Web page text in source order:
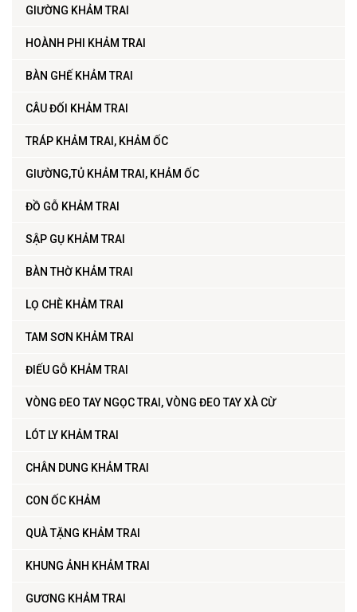
GIƯỜNG KHẢM TRAI
HOÀNH PHI KHẢM TRAI
BÀN GHẾ KHẢM TRAI
CÂU ĐỐI KHẢM TRAI
TRÁP KHẢM TRAI, KHẢM ỐC
GIƯỜNG,TỦ KHẢM TRAI, KHẢM ỐC
ĐỒ GỖ KHẢM TRAI
SẬP GỤ KHẢM TRAI
BÀN THỜ KHẢM TRAI
LỌ CHÈ KHẢM TRAI
TAM SƠN KHẢM TRAI
ĐIẾU GỖ KHẢM TRAI
VÒNG ĐEO TAY NGỌC TRAI, VÒNG ĐEO TAY XÀ CỪ
LÓT LY KHẢM TRAI
CHÂN DUNG KHẢM TRAI
CON ỐC KHẢM
QUÀ TẶNG KHẢM TRAI
KHUNG ẢNH KHẢM TRAI
GƯƠNG KHẢM TRAI